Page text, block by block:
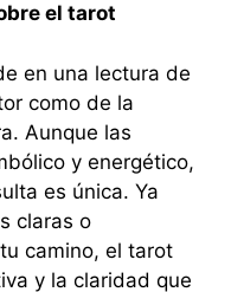
el tarot
en una lectura de
como de la
Aunque las
y energético,
es única. Ya
claras o
camino, el tarot
y la claridad que